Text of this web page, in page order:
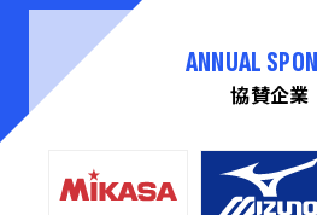
ANNUAL
協賛企業